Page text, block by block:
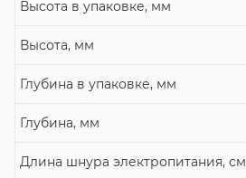
Высота в упаковке, мм
Высота, мм
Глубина в упаковке, мм
Глубина, мм
Длина шнура электропитания, см